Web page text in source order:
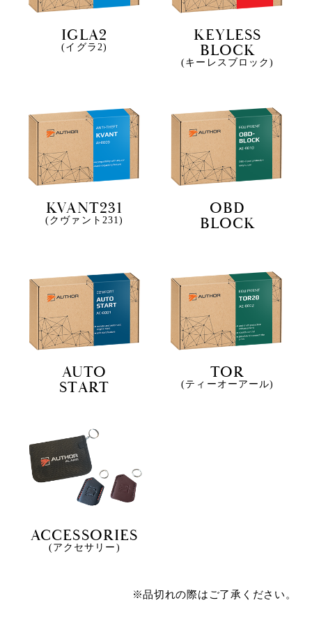
IGLA2
(イグラ2)
KEYLESS
BLOCK
(キーレスブロック)
KVANT231
(クヴァント231)
OBD
BLOCK
AUTO
START
TOR
(ティーオーアール)
ACCESSORIES
(アクセサリー)
※品切れの際はご了承ください。